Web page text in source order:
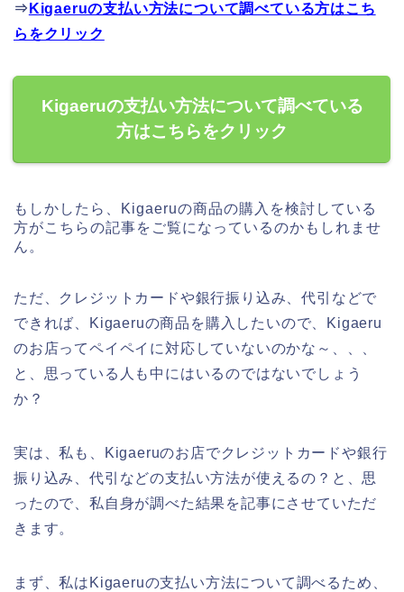
⇒ Kigaeruの支払い方法について調べている方はこち
らをクリック
Kigaeruの支払い方法について調べている
方はこちらをクリック
もしかしたら、Kigaeruの商品の購入を検討している
方がこちらの記事をご覧になっているのかもしれませ
ん。
ただ、クレジットカードや銀行振り込み、代引などで
できれば、Kigaeruの商品を購入したいので、Kigaeru
のお店ってペイペイに対応していないのかな～、、、
と、思っている人も中にはいるのではないでしょう
か？
実は、私も、Kigaeruのお店でクレジットカードや銀行
振り込み、代引などの支払い方法が使えるの？と、思
ったので、私自身が調べた結果を記事にさせていただ
きます。
まず、私はKigaeruの支払い方法について調べるため、